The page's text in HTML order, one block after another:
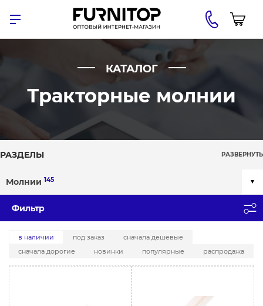
КАТАЛОГ
Тракторные молнии
РАЗДЕЛЫ РАЗВЕРНУТЬ
Молнии 145
Фильтр
в наличии под заказ
сначала дешевые
сначала дорогие
новинки популярные распродажа